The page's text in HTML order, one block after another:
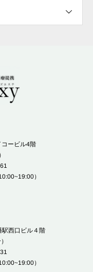
ービル4階
）
西口ビル４階
）